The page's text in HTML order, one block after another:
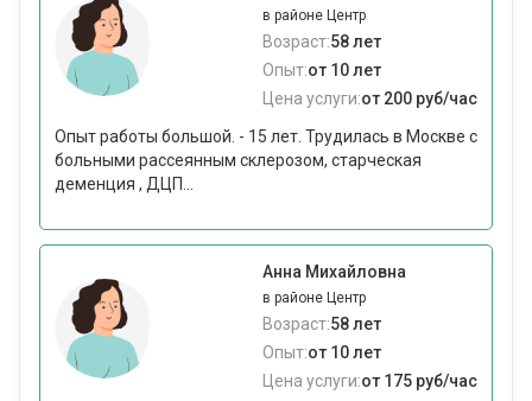
в районе Центр
Возраст:58 лет
Опыт:от 10 лет
Цена услуги:от 200 руб/час
Опыт работы большой. - 15 лет. Трудилась в Москве с
больными рассеянным склерозом, старческая
деменция , ДЦП...
Анна Михайловна
в районе Центр
Возраст:58 лет
Опыт:от 10 лет
Цена услуги:от 175 руб/час